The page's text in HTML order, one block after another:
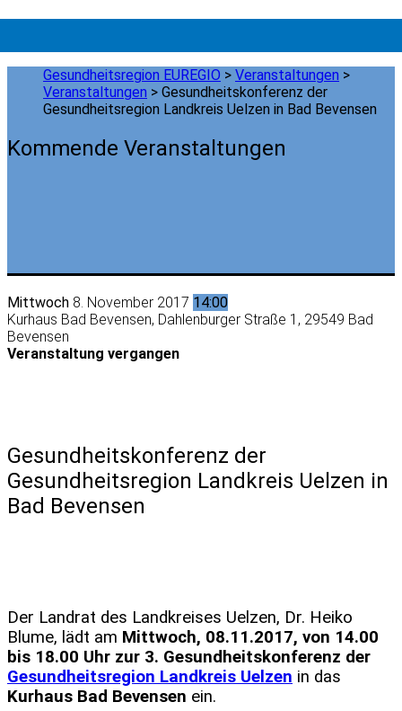
Gesundheitsregion EUREGIO > Veranstaltungen >
Veranstaltungen > Gesundheitskonferenz der
Gesundheitsregion Landkreis Uelzen in Bad Bevensen
Kommende Veranstaltungen
Mittwoch 8. November 2017 14:00
Kurhaus Bad Bevensen, Dahlenburger Straße 1, 29549 Bad
Bevensen
Veranstaltung vergangen
Gesundheitskonferenz der
Gesundheitsregion Landkreis Uelzen in
Bad Bevensen
Der Landrat des Landkreises Uelzen, Dr. Heiko
Blume, lädt am Mittwoch, 08.11.2017, von 14.00
bis 18.00 Uhr zur 3. Gesundheitskonferenz der
Gesundheitsregion Landkreis Uelzen in das
Kurhaus Bad Bevensen ein.